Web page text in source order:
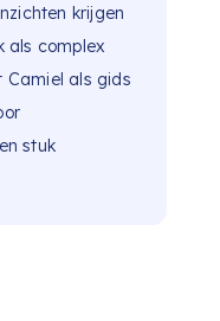
krijgen
als complex
Camiel als gids
stuk